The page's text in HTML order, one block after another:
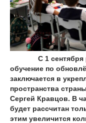
С 1 сентября
обучение по
заключается в
пространства
Сергей Кравцов. В
будет рассчитан
этим увеличится